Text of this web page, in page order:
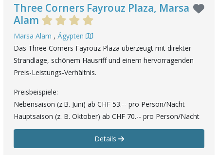
Three Corners Fayrouz Plaza, Marsa
Alam
Marsa Alam , Ägypten
Das Three Corners Fayrouz Plaza überzeugt mit direkter
Strandlage, schönem Hausriff und einem hervorragenden
Preis-Leistungs-Verhältnis.
Preisbeispiele:
Nebensaison (z.B. Juni) ab CHF 53.-- pro Person/Nacht
Hauptsaison (z. B. Oktober) ab CHF 70.-- pro Person/Nacht
Details